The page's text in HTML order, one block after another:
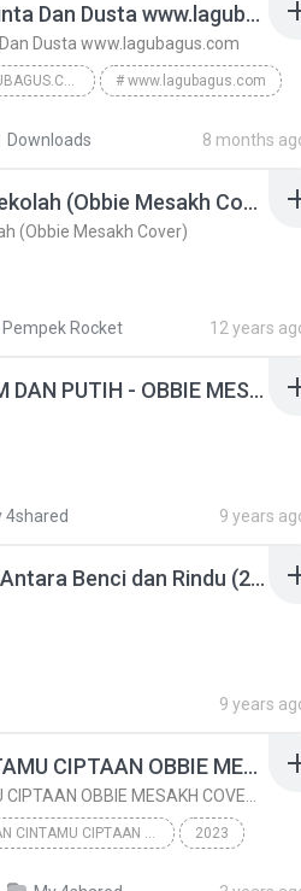
obie mesakh Cinta Dan Dusta www.lagubagus.com
Dusta www.lagubagus.com
#BLUES WWW.LAGUBAGUS.COM # www.lagubagus.com
Downloads 8 months
Kisah kasih Disekolah (Obbie Mesakh Cover)
(Obbie Mesakh Cover)
Pempek Rocket 12 years
ANTARA HITAM DAN PUTIH - OBBIE MESAKH.mp3
4shared 9 years
Obbie Mesakh-Antara Benci dan Rindu (2).mp3
9 years
HATI DAN CINTAMU CIPTAAN OBBIE MESAKH COVER JUSLINA SIMAMORA
HATI DAN CINTAMU CIPTAAN OBBIE MESAKH COVER JUSLINA SIMAMORA 2023